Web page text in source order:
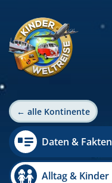
← alle Kontinente
Daten & Fakten
Alltag & Kinder